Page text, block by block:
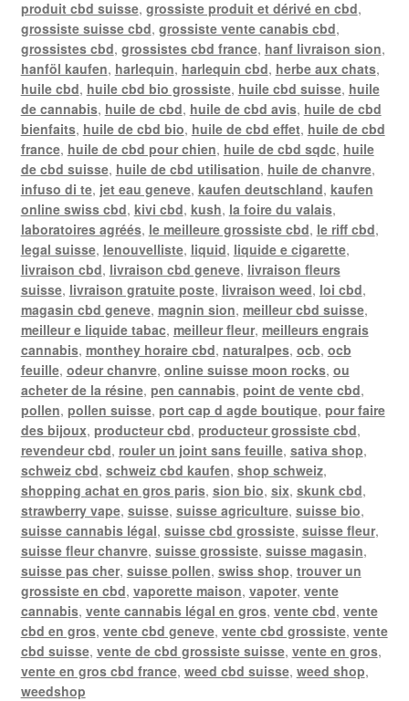
produit cbd suisse, grossiste produit et dérivé en cbd,
grossiste suisse cbd, grossiste vente canabis cbd,
grossistes cbd, grossistes cbd france, hanf livraison sion,
hanföl kaufen, harlequin, harlequin cbd, herbe aux chats,
huile cbd, huile cbd bio grossiste, huile cbd suisse, huile
de cannabis, huile de cbd, huile de cbd avis, huile de cbd
bienfaits, huile de cbd bio, huile de cbd effet, huile de cbd
france, huile de cbd pour chien, huile de cbd sqdc, huile
de cbd suisse, huile de cbd utilisation, huile de chanvre,
infuso di te, jet eau geneve, kaufen deutschland, kaufen
online swiss cbd, kivi cbd, kush, la foire du valais,
laboratoires agréés, le meilleure grossiste cbd, le riff cbd,
legal suisse, lenouvelliste, liquid, liquide e cigarette,
livraison cbd, livraison cbd geneve, livraison fleurs
suisse, livraison gratuite poste, livraison weed, loi cbd,
magasin cbd geneve, magnin sion, meilleur cbd suisse,
meilleur e liquide tabac, meilleur fleur, meilleurs engrais
cannabis, monthey horaire cbd, naturalpes, ocb, ocb
feuille, odeur chanvre, online suisse moon rocks, ou
acheter de la résine, pen cannabis, point de vente cbd,
pollen, pollen suisse, port cap d agde boutique, pour faire
des bijoux, producteur cbd, producteur grossiste cbd,
revendeur cbd, rouler un joint sans feuille, sativa shop,
schweiz cbd, schweiz cbd kaufen, shop schweiz,
shopping achat en gros paris, sion bio, six, skunk cbd,
strawberry vape, suisse, suisse agriculture, suisse bio,
suisse cannabis légal, suisse cbd grossiste, suisse fleur,
suisse fleur chanvre, suisse grossiste, suisse magasin,
suisse pas cher, suisse pollen, swiss shop, trouver un
grossiste en cbd, vaporette maison, vapoter, vente
cannabis, vente cannabis légal en gros, vente cbd, vente
cbd en gros, vente cbd geneve, vente cbd grossiste, vente
cbd suisse, vente de cbd grossiste suisse, vente en gros,
vente en gros cbd france, weed cbd suisse, weed shop,
weedshop